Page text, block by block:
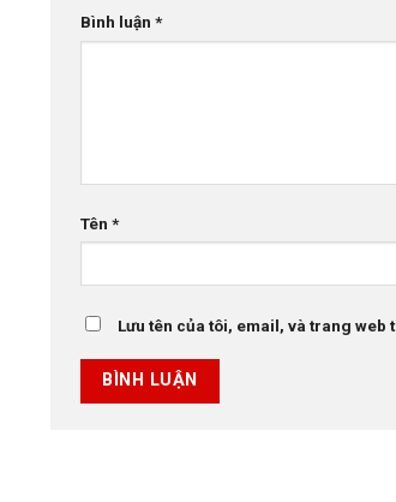
Bình luận *
Tên *
Lưu tên của tôi, email, và trang web